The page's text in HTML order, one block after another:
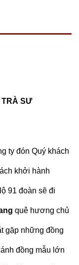
– TRÀ SƯ
ty đón Quý khách
khởi hành
91 đoàn sẽ đi
quê hương chủ
gặp những đồng
đồng mẫu lớn